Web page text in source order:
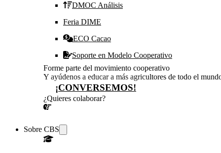
DMOC Análisis
Feria DIME
ECO Cacao
Soporte en Modelo Cooperativo
Forme parte del movimiento cooperativo
Y ayúdenos a educar a más agricultores de todo el
¡CONVERSEMOS!
¿Quieres colaborar?
Sobre CBS